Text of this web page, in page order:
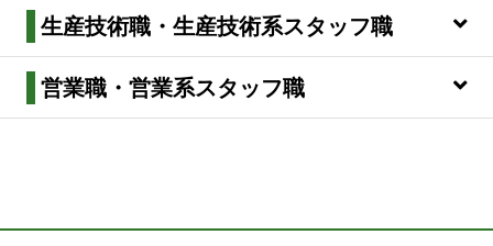
生産技術職・生産技術系スタッフ職
営業職・営業系スタッフ職